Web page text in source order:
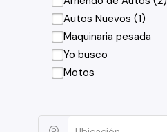
Autos Nuevos (1)
Maquinaria pesada
Yo busco
Motos